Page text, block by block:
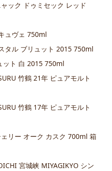
ック ドゥミセック レッド
ュヴェ 750ml
タル ブリュット 2015 750ml
ット 白 2015 750ml
竹鶴 21年 ピュアモルト
竹鶴 17年 ピュアモルト
リー オーク カスク 700ml 箱
宮城峡 MIYAGIKYO シン